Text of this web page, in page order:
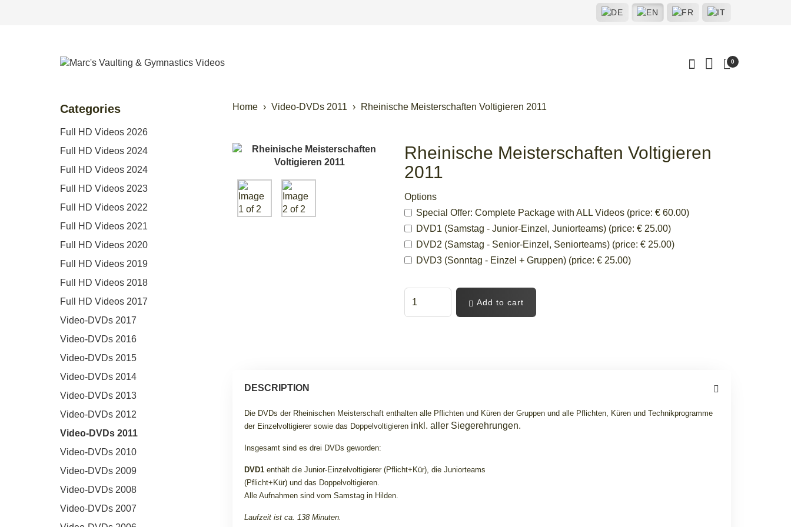
0
Home Video-DVDs 2011 Rheinische Meisterschaften Voltigieren 2011
Rheinische Meisterschaften Voltigieren
2011
Options
Special Offer: Complete Package with ALL Videos (price: € 60.00)
DVD1 (Samstag - Junior-Einzel, Juniorteams) (price: € 25.00)
DVD2 (Samstag - Senior-Einzel, Seniorteams) (price: € 25.00)
DVD3 (Sonntag - Einzel + Gruppen) (price: € 25.00)
Add to cart
DESCRIPTION
Die DVDs der Rheinischen Meisterschaft enthalten alle Pflichten und Küren der Gruppen und alle Pflichten, Küren und Technikprogramme
der Einzelvoltigierer sowie das Doppelvoltigiereninkl. aller Siegerehrungen.
Insgesamt sind es drei DVDs geworden:
DVD1enthält die Junior-Einzelvoltigierer (Pflicht+Kür), die Juniorteams
(Pflicht+Kür) und das Doppelvoltigieren.
Alle Aufnahmen sind vom Samstag in Hilden.
Laufzeit ist ca. 138 Minuten.
Categories
Full HD Videos 2026
Full HD Videos 2024
Full HD Videos 2024
Full HD Videos 2023
Full HD Videos 2022
Full HD Videos 2021
Full HD Videos 2020
Full HD Videos 2019
Full HD Videos 2018
Full HD Videos 2017
Video-DVDs 2017
Video-DVDs 2016
Video-DVDs 2015
Video-DVDs 2014
Video-DVDs 2013
Video-DVDs 2012
Video-DVDs 2011
Video-DVDs 2010
Video-DVDs 2009
Video-DVDs 2008
Video-DVDs 2007